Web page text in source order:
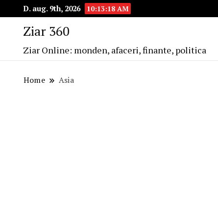
D. aug. 9th, 2026 10:13:19 AM
Ziar 360
Ziar Online: monden, afaceri, finante, politica
Home Asia